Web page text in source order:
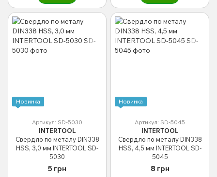
Новинка
Артикул: SD-5030
INTERTOOL
Свердло по металу DIN338
HSS, 3,0 мм INTERTOOL SD-
5030
5 грн
Новинка
Артикул: SD-5045
INTERTOOL
Свердло по металу DIN338
HSS, 4,5 мм INTERTOOL SD-
5045
8 грн